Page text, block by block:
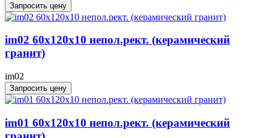
Запросить цену
im02 60x120x10 непол.рект. (керамический
гранит)
im02
Запросить цену
im01 60x120x10 непол.рект. (керамический